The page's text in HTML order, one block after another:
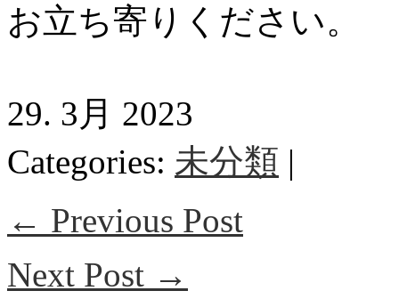
お立ち寄りください。
29. 3月 2023
Categories: 未分類 |
← Previous Post
Next Post →